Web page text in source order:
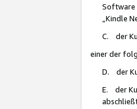
Software
„Kindle
C. der
einer der
D. der
E. der